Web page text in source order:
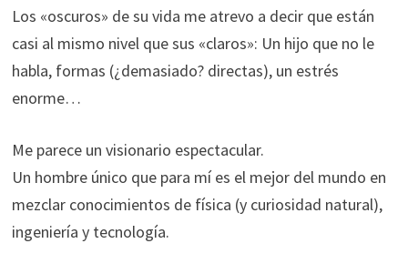
Los «oscuros» de su vida me atrevo a decir que están
casi al mismo nivel que sus «claros»: Un hijo que no le
habla, formas (¿demasiado? directas), un estrés
enorme…
Me parece un visionario espectacular.
Un hombre único que para mí es el mejor del mundo en
mezclar conocimientos de física (y curiosidad natural),
ingeniería y tecnología.